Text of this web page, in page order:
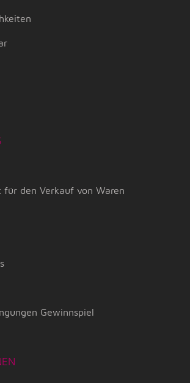
den Verkauf von Waren
Gewinnspiel